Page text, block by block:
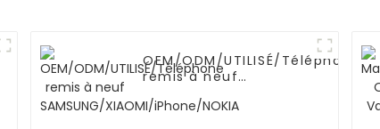
OEM/ODM/UTILISÉ/Téléphone
remis à neuf
SAMSUNG/XIAOMI/iPhone/NOKIA